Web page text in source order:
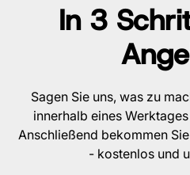
In 3
Sagen Sie uns, was zu
innerhalb eines
Anschließend bekommen
- kostenlos und